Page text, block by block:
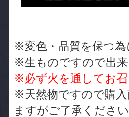
※変色・品質を保つ為
※生ものですので出
※必ず火を通してお
※天然物ですので購
ますがご了承くださ